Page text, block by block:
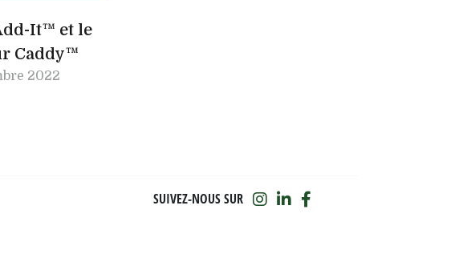
It™ et le
Caddy™
2022
SUIVEZ-NOUS SUR